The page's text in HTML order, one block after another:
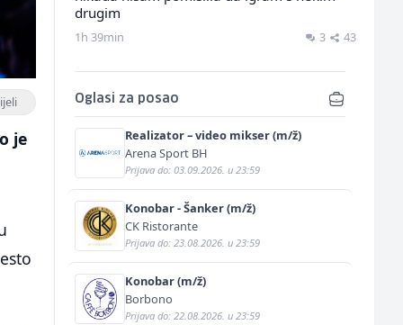
je
drugim
1h 39min 3 43
Oglasi za posao
Realizator – video mikser (m/ž)
Arena Sport BH
Prijava do: 03.09.2026. u 23:59
Konobar - Šanker (m/ž)
CK Ristorante
Prijava do: 23.08.2026. u 23:59
Konobar (m/ž)
Borbono
Prijava do: 22.08.2026. u 23:59